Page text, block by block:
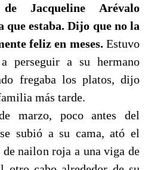
Jacqueline Arévalo
estaba. Dijo que no la
feliz en meses. Estuvo
perseguir a su hermano
fregaba los platos, dijo
más tarde.
marzo, poco antes del
subió a su cama, ató el
nailon roja a una viga de